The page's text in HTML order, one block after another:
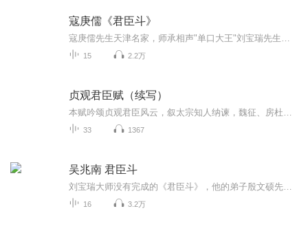
寇庚儒《君臣斗》
15 2.2万
贞观君臣赋（续写）
33 1367
吴兆南 君臣斗
16 3.2万